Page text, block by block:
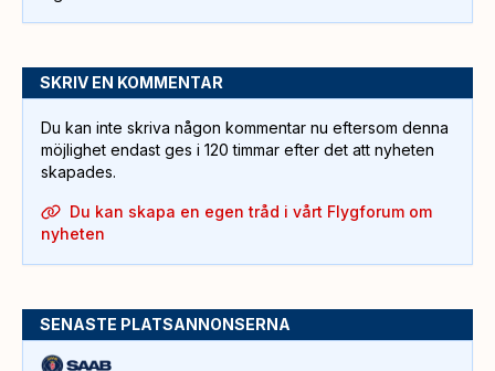
SKRIV EN KOMMENTAR
Du kan inte skriva någon kommentar nu eftersom denna
möjlighet endast ges i 120 timmar efter det att nyheten
skapades.
Du kan skapa en egen tråd i vårt Flygforum om
nyheten
SENASTE PLATSANNONSERNA